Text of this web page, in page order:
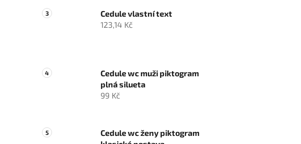
Cedule vlastní text
123,14 Kč
Cedule wc muži piktogram
plná silueta
99 Kč
Cedule wc ženy piktogram